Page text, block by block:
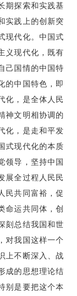
期探索和实践基
实践上的创新突
现代化。中国式
义现代化，既有
己国情的中国特
的中国特色，即
化，是全体人民
神文明相协调的
化，是走和平发
式现代化的本质
领导，坚持中国
展全过程人民民
民共同富裕，促
命运共同体，创
刻总结我国和世
对我国这样一个
上不断深入、战
成的思想理论结
别是要把这个本